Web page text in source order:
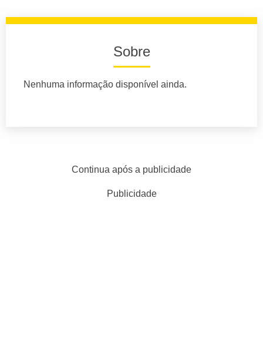
Sobre
Nenhuma informação disponível ainda.
Continua após a publicidade
Publicidade